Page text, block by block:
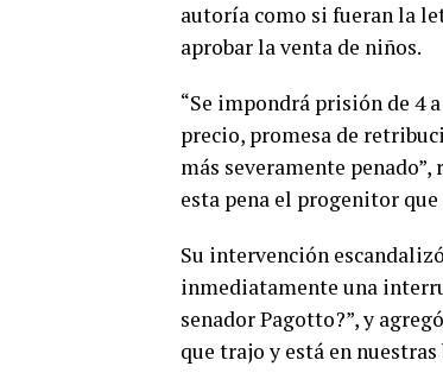
autoría como si fueran la
aprobar la venta de niños.
“Se impondrá prisión de 4
precio, promesa de
más severamente
esta pena el progenitor
Su intervención
inmediatamente una
senador Pagotto?”, y
que trajo y está en